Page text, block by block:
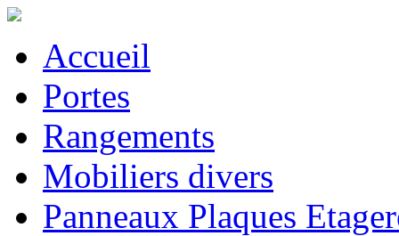
Accueil
Portes
Rangements
Mobiliers divers
Panneaux Plaques